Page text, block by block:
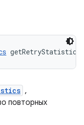
,
повторных